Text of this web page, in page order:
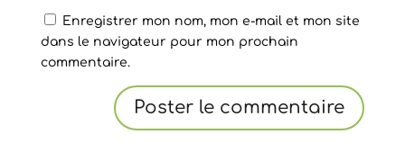
Enregistrer mon nom, mon e-mail et mon site
dans le navigateur pour mon prochain
commentaire.